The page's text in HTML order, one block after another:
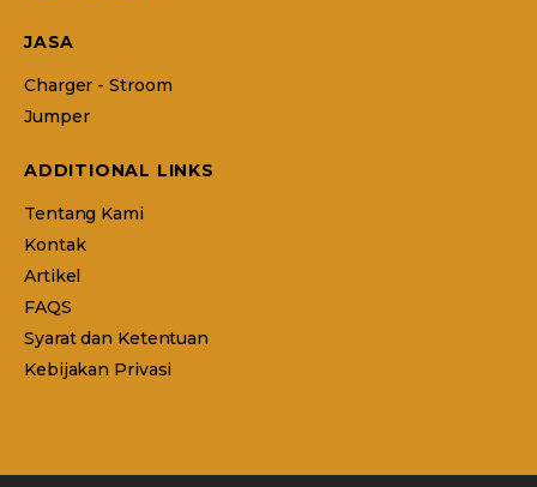
JASA
Charger - Stroom
Jumper
ADDITIONAL LINKS
Tentang Kami
Kontak
Artikel
FAQS
Syarat dan Ketentuan
Kebijakan Privasi